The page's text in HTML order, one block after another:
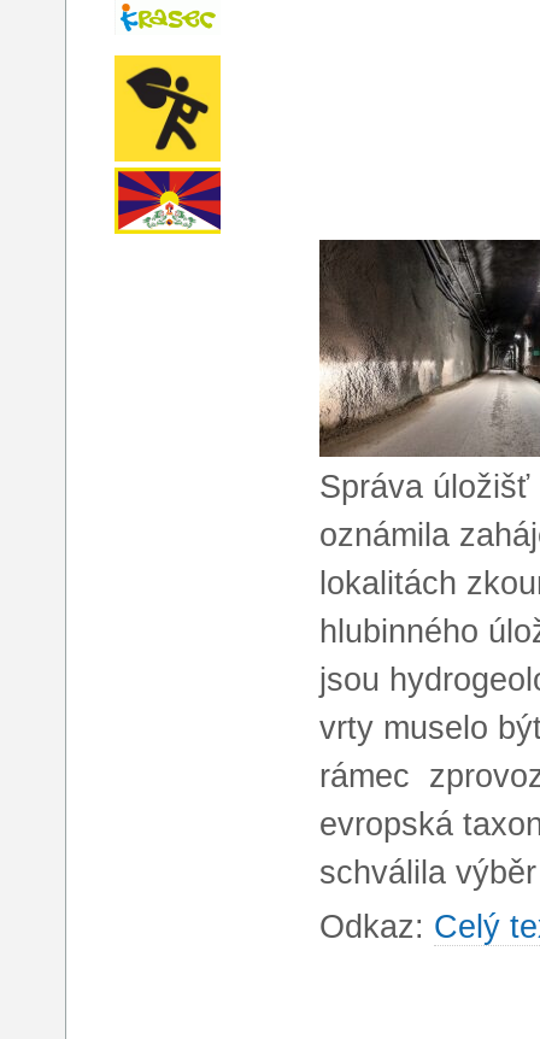
Správa
oznámila
lokalitách
hlubinného
jsou
vrty muselo
rámec
evropská
schválila
Odkaz: Celý